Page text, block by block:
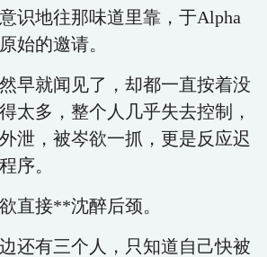
识地往那味道里靠，于Alpha
始的邀请。
就闻见了，却都一直按着没
太多，整个人几乎失去控制，
泄，被岑欲一抓，更是反应迟
序。
接**沈醉后颈。
有三个人，只知道自己快被